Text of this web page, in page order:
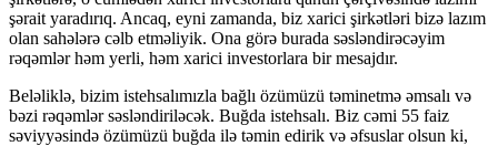
şərait yaradırıq. Ancaq, eyni zamanda, biz xarici şirkətləri bizə lazım
olan sahələrə cəlb etməliyik. Ona görə burada səsləndirəcəyim
rəqəmlər həm yerli, həm xarici investorlara bir mesajdır.
Beləliklə, bizim istehsalımızla bağlı özümüzü təminetmə əmsalı və
bəzi rəqəmlər səsləndiriləcək. Buğda istehsalı. Biz cəmi 55 faiz
səviyyəsində özümüzü buğda ilə təmin edirik və əfsuslar olsun ki,